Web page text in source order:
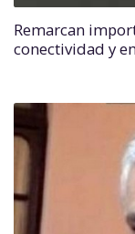
Remarcan
conectividad y